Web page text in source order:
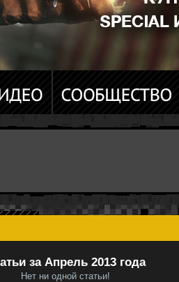
за Апрель 2013 года
Нет ни одной статьи!